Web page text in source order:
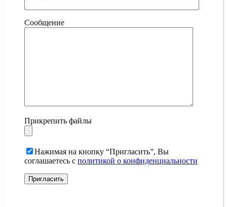
Сообщение
Прикрепить файлы
Нажимая на кнопку “Пригласить”, Вы
соглашаетесь с политикой о конфиденциальности